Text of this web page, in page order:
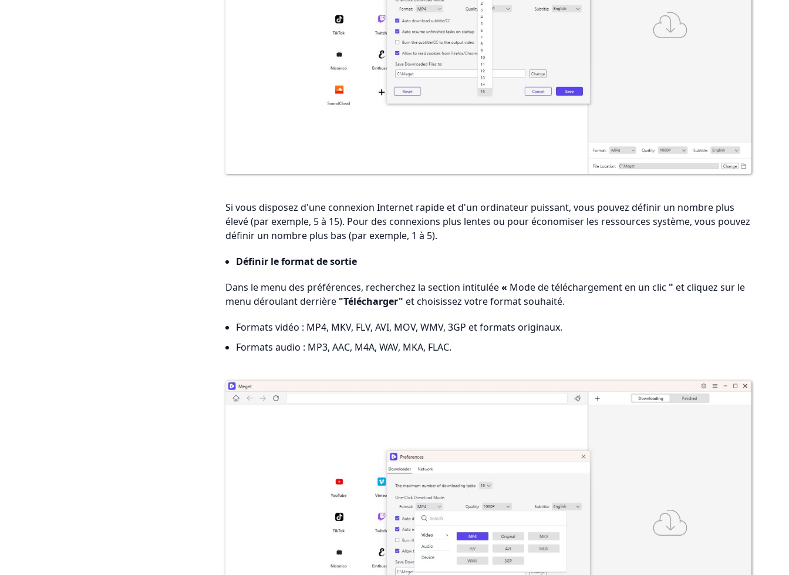
Si vous disposez d'une connexion Internet rapide et d'un ordinateur puissant, vous pouvez définir un nombre plus
élevé (par exemple, 5 à 15). Pour des connexions plus lentes ou pour économiser les ressources système, vous pouvez
définir un nombre plus bas (par exemple, 1 à 5).
Définir le format de sortie
Dans le menu des préférences, recherchez la section intitulée« Mode de téléchargement en un clic " et cliquez sur le
menu déroulant derrière "Télécharger" et choisissez votre format souhaité.
Formats vidéo : MP4, MKV, FLV, AVI, MOV, WMV, 3GP et formats originaux.
Formats audio : MP3, AAC, M4A, WAV, MKA, FLAC.